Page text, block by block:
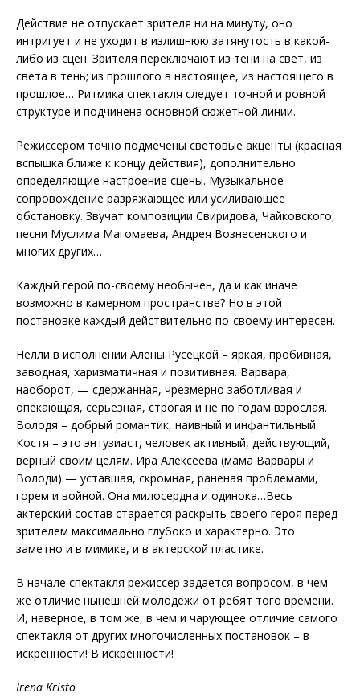
Действие не отпускает зрителя ни на минуту, оно
интригует и не уходит в излишнюю затянутость в какой-
либо из сцен. Зрителя переключают из тени на свет, из
света в тень; из прошлого в настоящее, из настоящего в
прошлое… Ритмика спектакля следует точной и ровной
структуре и подчинена основной сюжетной линии.
Режиссером точно подмечены световые акценты (красная
вспышка ближе к концу действия), дополнительно
определяющие настроение сцены. Музыкальное
сопровождение разряжающее или усиливающее
обстановку. Звучат композиции Свиридова, Чайковского,
песни Муслима Магомаева, Андрея Вознесенского и
многих других…
Каждый герой по-своему необычен, да и как иначе
возможно в камерном пространстве? Но в этой
постановке каждый действительно по-своему интересен.
Нелли в исполнении Алены Русецкой – яркая, пробивная,
заводная, харизматичная и позитивная. Варвара,
наоборот, — сдержанная, чрезмерно заботливая и
опекающая, серьезная, строгая и не по годам взрослая.
Володя – добрый романтик, наивный и инфантильный.
Костя – это энтузиаст, человек активный, действующий,
верный своим целям. Ира Алексеева (мама Варвары и
Володи) — уставшая, скромная, раненая проблемами,
горем и войной. Она милосердна и одинока…Весь
актерский состав старается раскрыть своего героя перед
зрителем максимально глубоко и характерно. Это
заметно и в мимике, и в актерской пластике.
В начале спектакля режиссер задается вопросом, в чем
же отличие нынешней молодежи от ребят того времени.
И, наверное, в том же, в чем и чарующее отличие самого
спектакля от других многочисленных постановок – в
искренности! В искренности!
Irena Kristo